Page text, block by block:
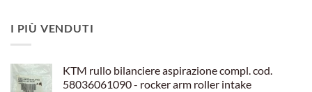
I PIÙ VENDUTI
KTM rullo bilanciere aspirazione compl. cod.
58036061090 - rocker arm roller intake